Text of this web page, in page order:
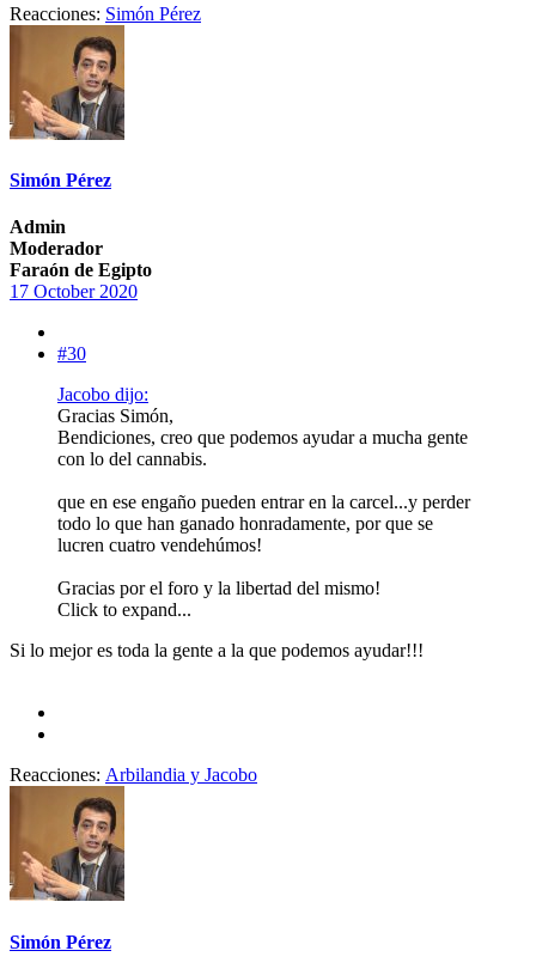
Reacciones: Simón Pérez
Simón Pérez
Admin
Moderador
Faraón de Egipto
17 October 2020
#30
Jacobo dijo:
Gracias Simón,
Bendiciones, creo que podemos ayudar a mucha gente
con lo del cannabis.
que en ese engaño pueden entrar en la carcel...y perder
todo lo que han ganado honradamente, por que se
lucren cuatro vendehúmos!
Gracias por el foro y la libertad del mismo!
Click to expand...
Si lo mejor es toda la gente a la que podemos ayudar!!!
Reacciones: Arbilandia y Jacobo
Simón Pérez